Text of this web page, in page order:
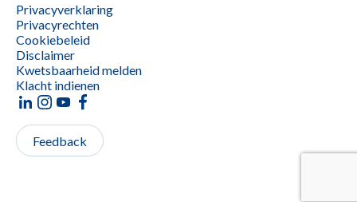
Privacyverklaring
Privacyrechten
Cookiebeleid
Disclaimer
Kwetsbaarheid melden
Klacht indienen
Feedback